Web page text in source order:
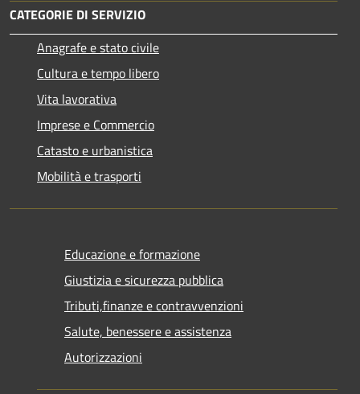
CATEGORIE DI SERVIZIO
Anagrafe e stato civile
Cultura e tempo libero
Vita lavorativa
Imprese e Commercio
Catasto e urbanistica
Mobilità e trasporti
Educazione e formazione
Giustizia e sicurezza pubblica
Tributi,finanze e contravvenzioni
Salute, benessere e assistenza
Autorizzazioni